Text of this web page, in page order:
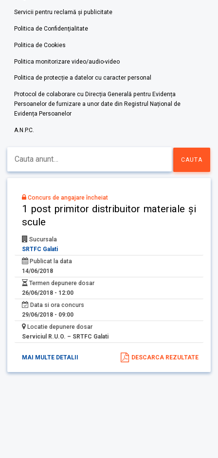
Servicii pentru reclamă și publicitate
Politica de Confidenţialitate
Politica de Cookies
Politica monitorizare video/audio-video
Politica de protecție a datelor cu caracter personal
Protocol de colaborare cu Direcția Generală pentru Evidența
Persoanelor de furnizare a unor date din Registrul Național de
Evidența Persoanelor
A.N.P.C.
Concurs de angajare încheiat
1 post primitor distribuitor materiale și
scule
Sucursala
SRTFC Galati
Publicat la data
14/06/2018
Termen depunere dosar
26/06/2018 - 12:00
Data si ora concurs
29/06/2018 - 09:00
Locatie depunere dosar
Serviciul R.U.O. – SRTFC Galati
MAI MULTE DETALII DESCARCA REZULTATE